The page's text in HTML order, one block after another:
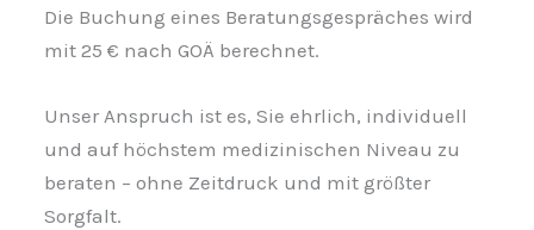
Die Buchung eines Beratungsgespräches wird
mit 25 € nach GOÄ berechnet.
Unser Anspruch ist es, Sie ehrlich, individuell
und auf höchstem medizinischen Niveau zu
beraten – ohne Zeitdruck und mit größter
Sorgfalt.